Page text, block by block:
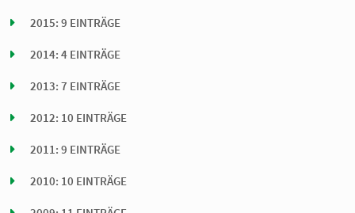
2015: 9 EINTRÄGE
2014: 4 EINTRÄGE
2013: 7 EINTRÄGE
2012: 10 EINTRÄGE
2011: 9 EINTRÄGE
2010: 10 EINTRÄGE